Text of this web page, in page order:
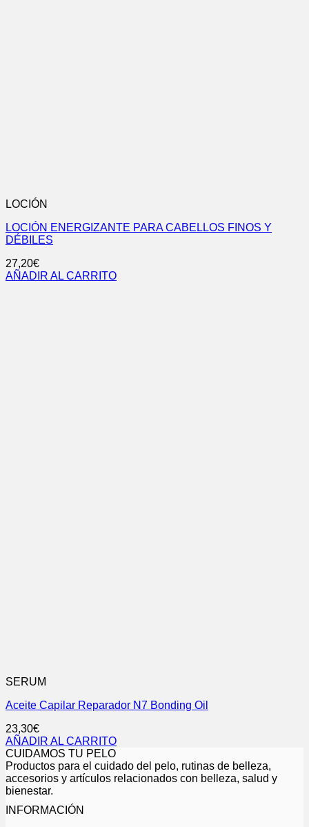
LOCIÓN
LOCIÓN ENERGIZANTE PARA CABELLOS FINOS Y
DÉBILES
27,20€
AÑADIR AL CARRITO
SERUM
Aceite Capilar Reparador N7 Bonding Oil
23,30€
AÑADIR AL CARRITO
CUIDAMOS TU PELO
Productos para el cuidado del pelo, rutinas de belleza,
accesorios y artículos relacionados con belleza, salud y
bienestar.
INFORMACIÓN